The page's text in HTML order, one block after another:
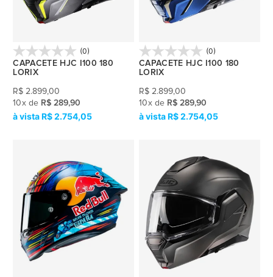
(0)
CAPACETE HJC I100 180
LORIX
R$ 2.899,00
10x de R$ 289,90
R$ 2.754,05
(0)
CAPACETE HJC I100 180
LORIX
R$ 2.899,00
10x de R$ 289,90
R$ 2.754,05